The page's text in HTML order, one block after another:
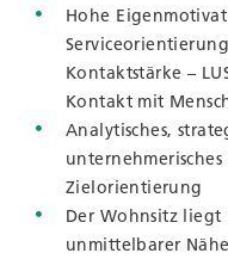
Hohe
Kontaktstärke –
Kontakt mit
Analytisches,
Zielorientierung
Der Wohnsitz
unmittelbarer Nähe